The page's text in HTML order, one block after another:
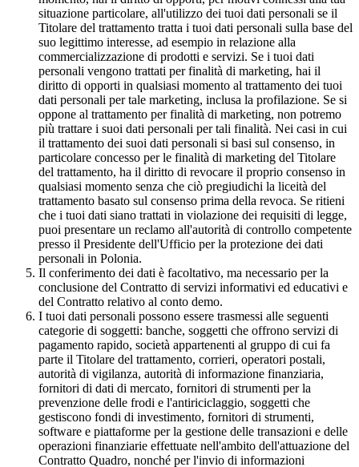
situazione particolare, all'utilizzo dei tuoi dati personali se il
Titolare del trattamento tratta i tuoi dati personali sulla base del
suo legittimo interesse, ad esempio in relazione alla
commercializzazione di prodotti e servizi. Se i tuoi dati
personali vengono trattati per finalità di marketing, hai il
diritto di opporti in qualsiasi momento al trattamento dei tuoi
dati personali per tale marketing, inclusa la profilazione. Se si
oppone al trattamento per finalità di marketing, non potremo
più trattare i suoi dati personali per tali finalità. Nei casi in cui
il trattamento dei suoi dati personali si basi sul consenso, in
particolare concesso per le finalità di marketing del Titolare
del trattamento, ha il diritto di revocare il proprio consenso in
qualsiasi momento senza che ciò pregiudichi la liceità del
trattamento basato sul consenso prima della revoca. Se ritieni
che i tuoi dati siano trattati in violazione dei requisiti di legge,
puoi presentare un reclamo all'autorità di controllo competente
presso il Presidente dell'Ufficio per la protezione dei dati
personali in Polonia.
Il conferimento dei dati è facoltativo, ma necessario per la
conclusione del Contratto di servizi informativi ed educativi e
del Contratto relativo al conto demo.
I tuoi dati personali possono essere trasmessi alle seguenti
categorie di soggetti: banche, soggetti che offrono servizi di
pagamento rapido, società appartenenti al gruppo di cui fa
parte il Titolare del trattamento, corrieri, operatori postali,
autorità di vigilanza, autorità di informazione finanziaria,
fornitori di dati di mercato, fornitori di strumenti per la
prevenzione delle frodi e l'antiriciclaggio, soggetti che
gestiscono fondi di investimento, fornitori di strumenti,
software e piattaforme per la gestione delle transazioni e delle
operazioni finanziarie effettuate nell'ambito dell'attuazione del
Contratto Quadro, nonché per l'invio di informazioni